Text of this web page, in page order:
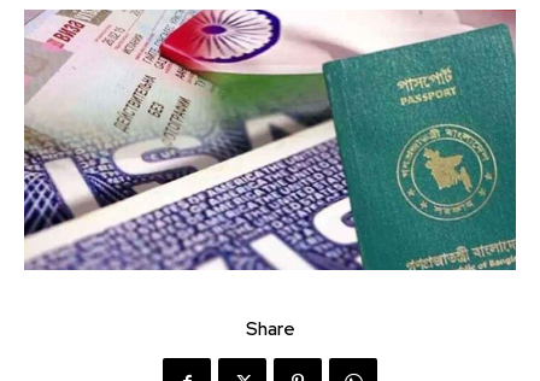
Share